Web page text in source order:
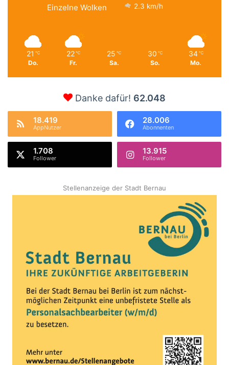
Einzelne Wolken
2.3 km/h
21 ℃
Do.
22 ℃
Fr.
25 ℃
Sa.
30 ℃
So.
34 ℃
Mo.
Danke dafür! 62.048
18.419
AppNutzer
28.006
Abonnenten
1.708
Follower
13.915
Follower
Stellenanzeige der Stadt Bernau